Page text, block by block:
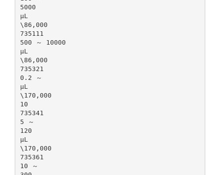
5000
μL
\86,000
735111
500 ～ 10000
μL
\86,000
735321
0.2 ～
μL
\170,000
10
735341
5 ～
120
μL
\170,000
735361
10 ～